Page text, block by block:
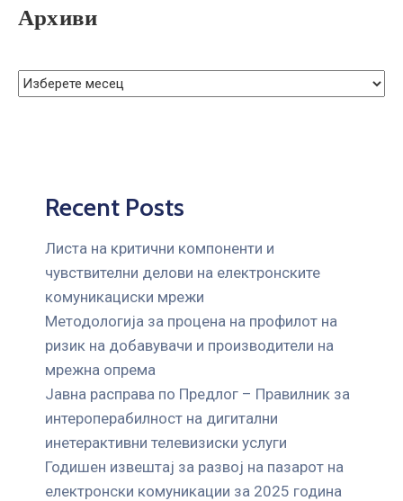
ЗА
ЈАВНИ
Архиви
Recent Posts
Листа на критични компоненти и
чувствителни делови на електронските
комуникациски мрежи
Mетодологија за процена на профилот на
ризик на добавувачи и производители на
мрежна опрема
Јавна расправа по Предлог – Правилник за
интероперабилност на дигитални
инетерактивни телевизиски услуги
Годишен извештај за развој на пазарот на
електронски комуникации за 2025 година